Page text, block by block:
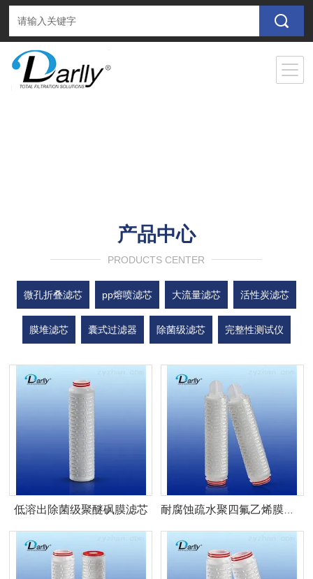
产品中心
PRODUCTS CENTER
微孔折叠滤芯 pp熔喷滤芯 大流量滤芯 活性炭滤芯
膜堆滤芯 囊式过滤器 除菌级滤芯 完整性测试仪
过滤器 多折滤芯 金属滤芯
低溶出除菌级聚醚砜膜滤芯